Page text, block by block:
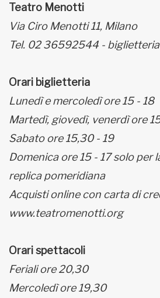
Teatro Menotti
Via Ciro Menotti 11, Milano
Tel. 02 36592544 -
Orari biglietteria
Lunedì e mercoledì ore 15 - 18
Martedì, giovedì, venerdì ore
Sabato ore 15,30 - 19
Domenica ore 15 - 17 solo per
replica pomeridiana
Acquisti online con carta di
www.teatromenotti.org
Orari spettacoli
Feriali ore 20,30
Mercoledì ore 19,30